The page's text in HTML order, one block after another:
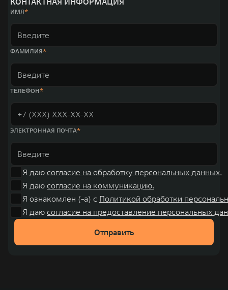
место по объёмам продаж пикапов в Китае. На сегодняшний день
концерн GWM создал мировую систему исследований и разработок,
«14+5», которая включает 10 внутренних производственных
также 5 предприятий по сборке автомобилей.
ИМЯ
ФАМИЛИЯ
ТЕЛЕФОН
ЭЛЕКТРОННАЯ ПОЧТА
Я даю согласие на обработку персональных данных.
Я даю согласие на коммуникацию.
Я ознакомлен (-а) с Политикой обработки
Я даю согласие на предоставление персональных
Отправить